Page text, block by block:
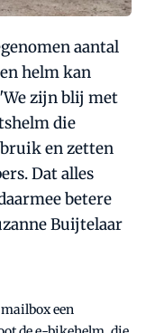
aantal
helm kan
zijn blij met
die
en zetten
Dat alles
betere
Buijtelaar
een